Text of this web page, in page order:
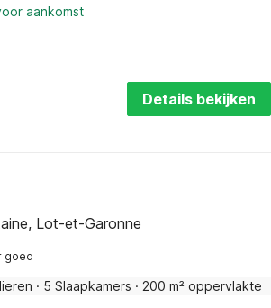
aankomst
Details bekijken
Lot-et-Garonne
goed
· 5 Slaapkamers · 200 m² oppervlakte